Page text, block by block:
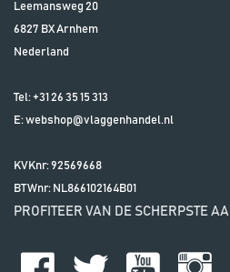
Leemansweg 20
6827 BXArnhem
Nederland
Tel: +31 26 35 15 313
E:webshop@vlaggenhandel.nl
KVKnr: 92569668
BTWnr: NL866102164B01
PROFITEER VAN DE SCHERPSTE